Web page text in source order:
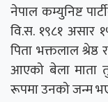
नेपाल कम्युनिष्ट
वि.स. १९८१ असार
पिता भक्तलाल
आएको बेला माता
रूपमा उनको जन्म